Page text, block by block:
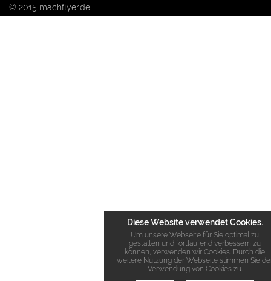
© 2015 machflyer.de
Diese Website verwendet Cookies.
Um unsere Webseite für Sie optimal zu
gestalten und fortlaufend verbessern zu
können, verwenden wir Cookies. Durch die
weitere Nutzung der Webseite stimmen Sie
Verwendung von Cookies zu.